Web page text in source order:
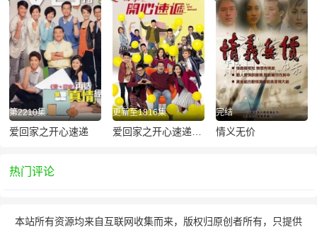
第2210集
爱回家之开心速递
更新至1816集 完结
情义无价
热门评论
本站所有资源均来自互联网收集而来，版权归原创者所有，只提供